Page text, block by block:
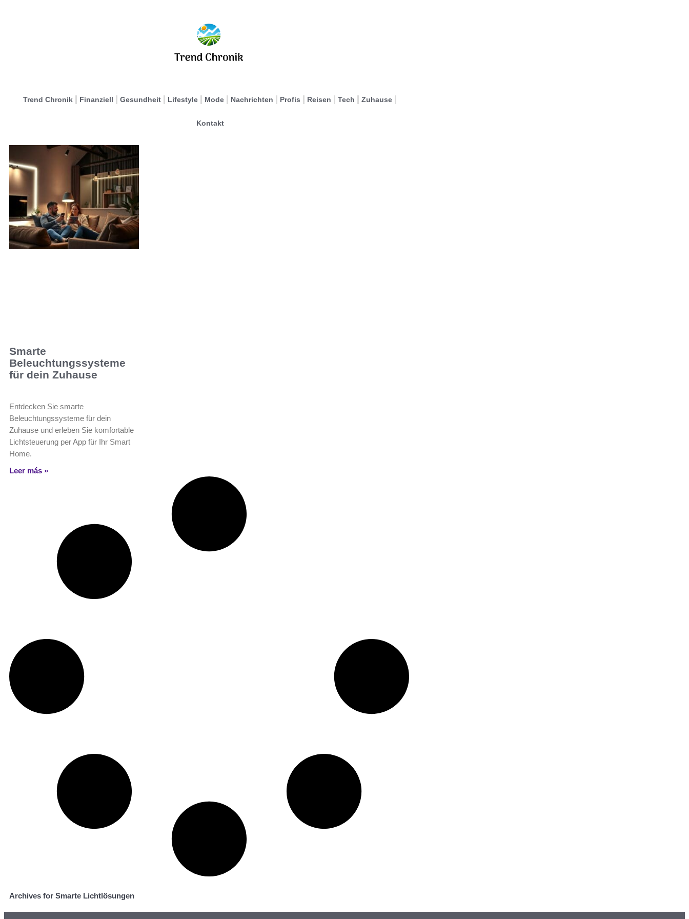
Trend Chronik Finanziell Gesundheit Lifestyle Mode Nachrichten Profis Reisen Tech Zuhause
Kontakt
Smarte
Beleuchtungssysteme
für dein Zuhause
Entdecken Sie smarte
Beleuchtungssysteme für dein
Zuhause und erleben Sie komfortable
Lichtsteuerung per App für Ihr Smart
Home.
Leer más »
Archives for Smarte Lichtlösungen